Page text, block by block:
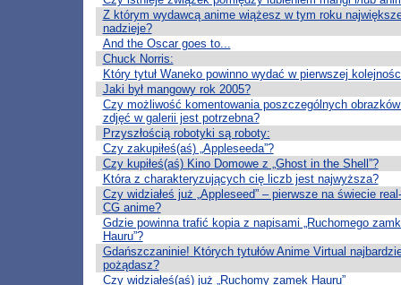
Z którym wydawcą anime wiążesz w tym roku
nadzieje?
And the Oscar goes to...
Chuck Norris:
Który tytuł Waneko powinno wydać w pierwszej
Jaki był mangowy rok 2005?
Czy możliwość komentowania poszczególnych
zdjęć w galerii jest potrzebna?
Przyszłością robotyki są roboty:
Czy zakupiłeś(aś) „Appleseeda”?
Czy kupiłeś(aś) Kino Domowe z „Ghost in the Shell”?
Która z charakteryzujących cię liczb jest najwyższa?
Czy widziałeś już „Appleseed” – pierwsze na świecie
CG anime?
Gdzie powinna trafić kopia z napisami „Ruchomego
Hauru”?
Gdańszczaninie! Których tytułów Anime Virtual
pożądasz?
Czy widziałeś(aś) już „Ruchomy zamek Hauru”